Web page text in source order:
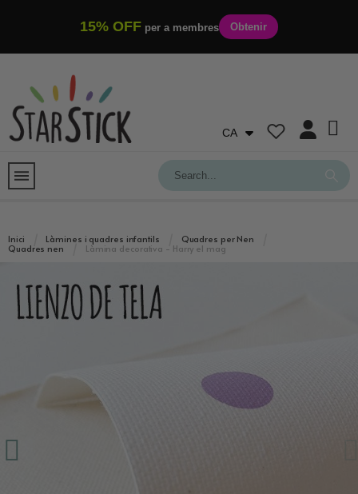
15% OFF per a membres Obtenir
CA
Inici Làmines i quadres infantils
Quadres per Nen
Quadres nen
Làmina decorativa - Harry el mag